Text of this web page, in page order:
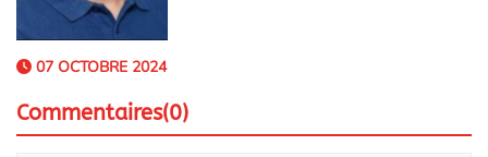
07 OCTOBRE 2024
Commentaires(0)